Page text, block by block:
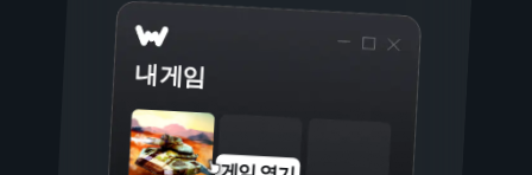
내 게임